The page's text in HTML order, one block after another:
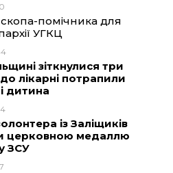
помічника для
УГКЦ
зіткнулися три
лікарні потрапили
дитина
із Заліщиків
церковною медаллю
ЗСУ